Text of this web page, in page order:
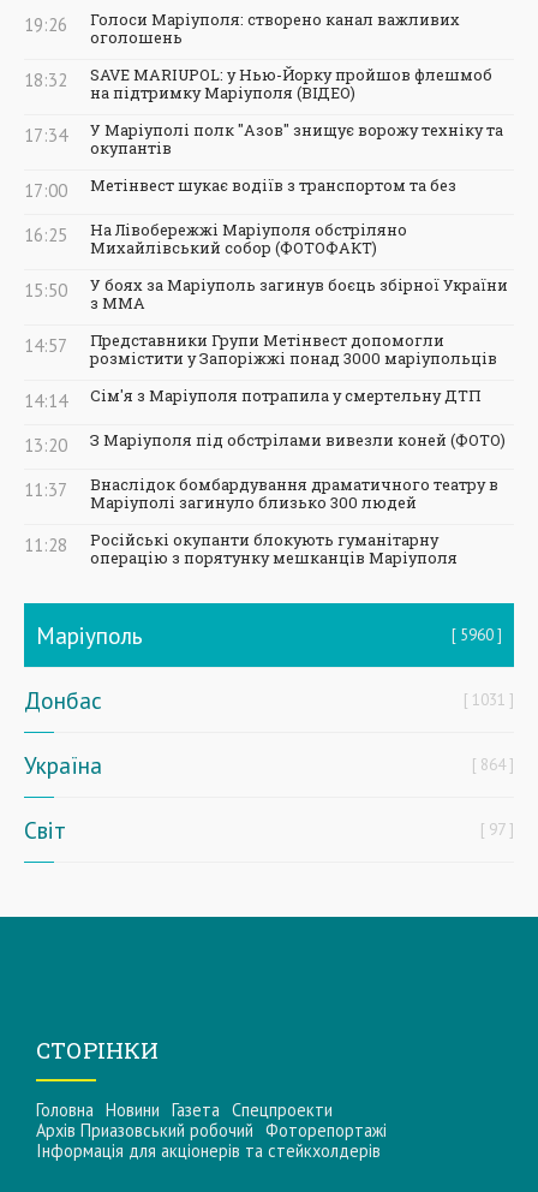
19:26
Голоси Маріуполя: створено канал важливих
оголошень
18:32
SAVE MARIUPOL: у Нью-Йорку пройшов флешмоб
на підтримку Маріуполя (ВІДЕО)
17:34
У Маріуполі полк "Азов" знищує ворожу техніку та
окупантів
17:00 Метінвест шукає водіїв з транспортом та без
16:25
На Лівобережжі Маріуполя обстріляно
Михайлівський собор (ФОТОФАКТ)
15:50
У боях за Маріуполь загинув боєць збірної України
з ММА
14:57
Представники Групи Метінвест допомогли
розмістити у Запоріжжі понад 3000 маріупольців
14:14 Сім'я з Маріуполя потрапила у смертельну ДТП
13:20 З Маріуполя під обстрілами вивезли коней (ФОТО)
11:37
Внаслідок бомбардування драматичного театру в
Маріуполі загинуло близько 300 людей
11:28
Російські окупанти блокують гуманітарну
операцію з порятунку мешканців Маріуполя
Маріуполь 5960
Донбас 1031
Україна 864
Світ 97
СТОРІНКИ
Головна Новини Газета Спецпроекти
Архів Приазовський робочий Фоторепортажі
Інформацiя для акцiонерiв та стейкхолдерiв